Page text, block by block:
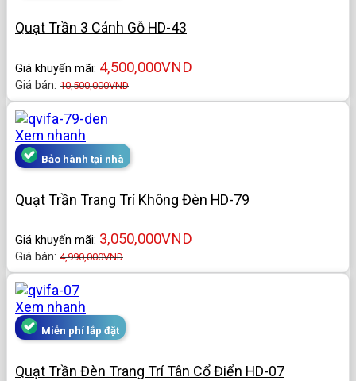
Quạt Trần 3 Cánh Gỗ HD-43
Giá khuyến mãi: 4,500,000VND
Giá bán: 10,500,000VND
Xem nhanh
Bảo hành tại nhà
Quạt Trần Trang Trí Không Đèn HD-79
Giá khuyến mãi: 3,050,000VND
Giá bán: 4,990,000VND
Xem nhanh
Miễn phí lắp đặt
Quạt Trần Đèn Trang Trí Tân Cổ Điển HD-07